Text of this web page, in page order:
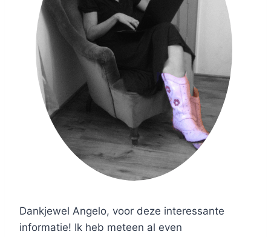
Dankjewel Angelo, voor deze interessante
informatie! Ik heb meteen al even